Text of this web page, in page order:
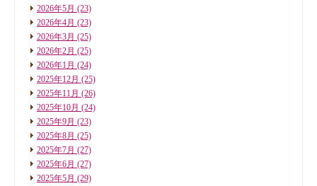
2026年5月 (23)
2026年4月 (23)
2026年3月 (25)
2026年2月 (25)
2026年1月 (24)
2025年12月 (25)
2025年11月 (26)
2025年10月 (24)
2025年9月 (23)
2025年8月 (25)
2025年7月 (27)
2025年6月 (27)
2025年5月 (29)